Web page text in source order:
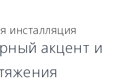
инсталляция
акцент и